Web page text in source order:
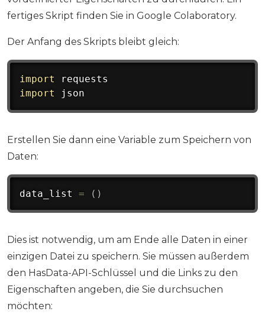
fertiges Skript finden Sie in Google Colaboratory.
Der Anfang des Skripts bleibt gleich:
import
import json
Erstellen Sie dann eine Variable zum Speichern von
Daten:
data_list = ( )
Dies ist notwendig, um am Ende alle Daten in einer
einzigen Datei zu speichern. Sie müssen außerdem
den HasData-API-Schlüssel und die Links zu den
Eigenschaften angeben, die Sie durchsuchen
möchten: